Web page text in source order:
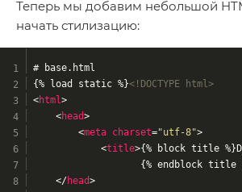
Теперь мы добавим небольшой
начать стилизацию:
# base.html
{% load static %}<!DOCTYPE html>
<html >
<head>
<meta charset="utf-8">
<title>{% block title
{% endblock title
</head>